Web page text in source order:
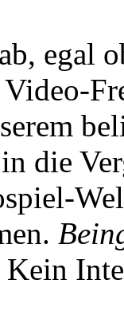
egal
die